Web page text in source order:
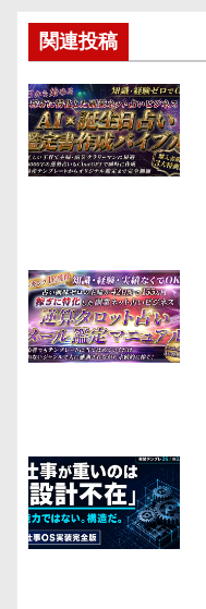
ョ
ン
関連投稿